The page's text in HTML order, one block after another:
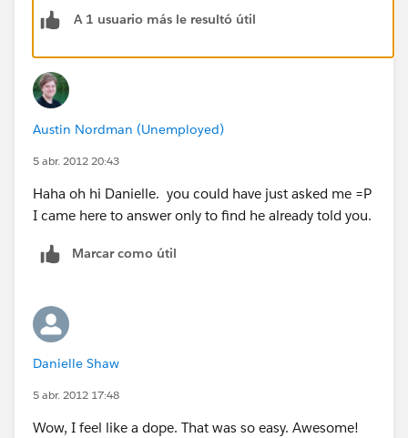
A 1 usuario más le resultó útil
Austin Nordman (Unemployed)
5 abr. 2012 20:43
Haha oh hi Danielle. you could have just asked me =P
I came here to answer only to find he already told you.
Marcar como útil
Danielle Shaw
5 abr. 2012 17:48
Wow, I feel like a dope. That was so easy. Awesome!